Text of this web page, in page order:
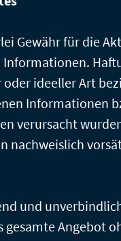
Gewähr für die
ideeller Art
Informationen
verursacht
nachweislich
und
gesamte Angebot